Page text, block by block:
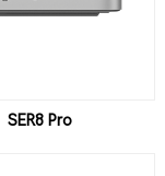
SER8 Pro